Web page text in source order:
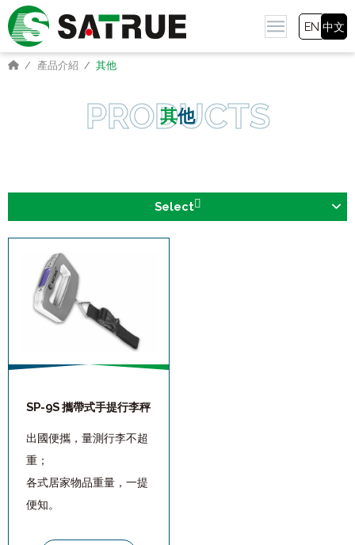
EN 中文
產品介紹 其他
其他
Select
SP-9S 攜帶式手提行李秤
出國便攜，量測行李不超
重；
各式居家物品重量，一提
便知。